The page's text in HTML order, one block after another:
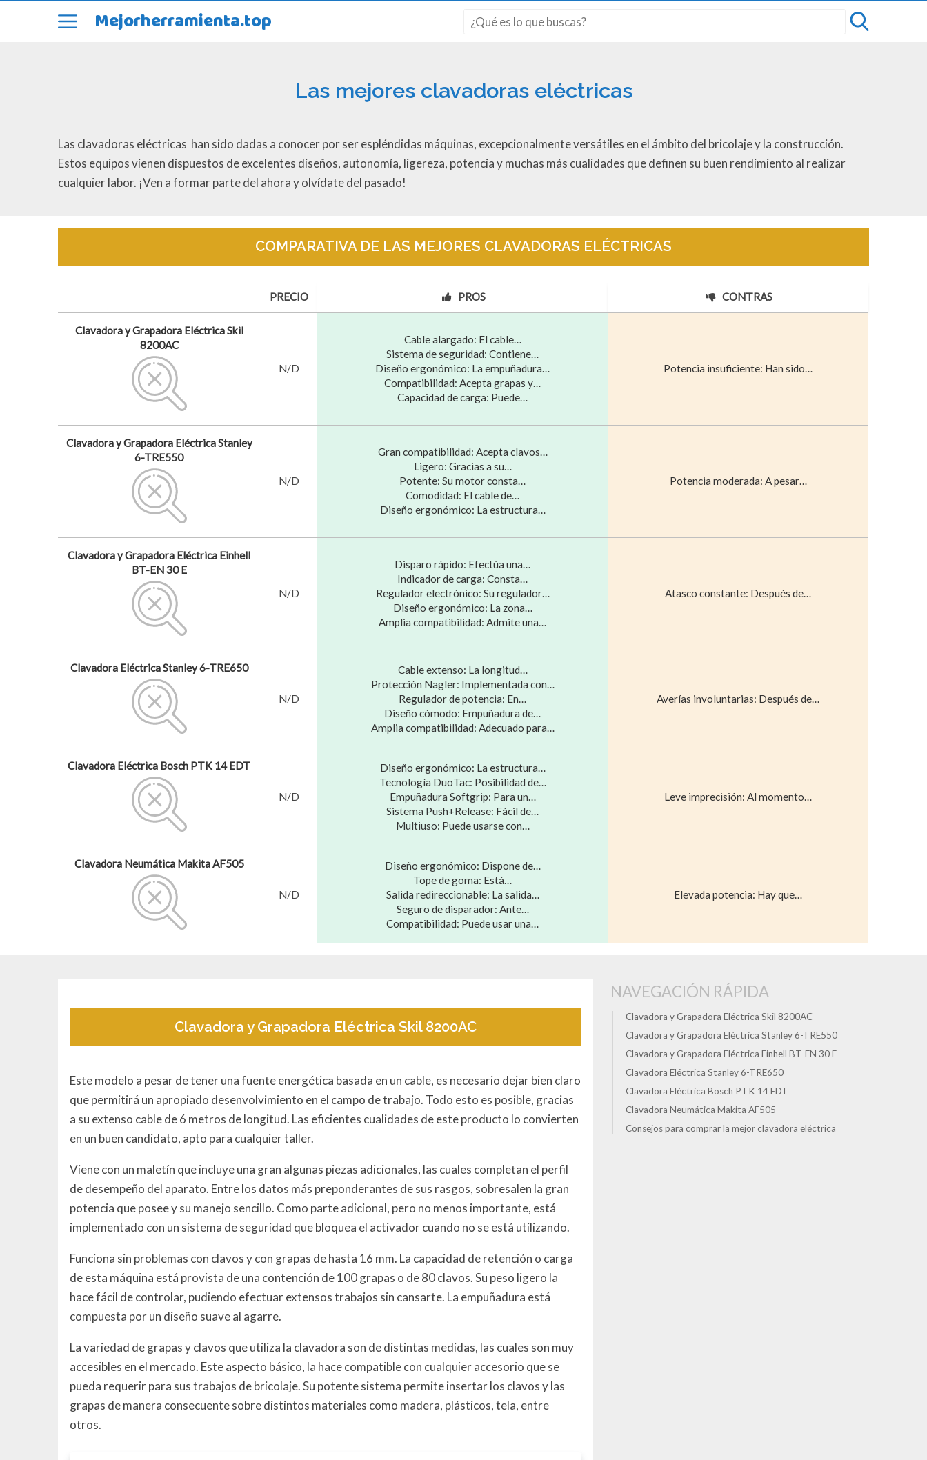
Mejorherramienta.top
Las mejores clavadoras eléctricas
Las clavadoras eléctricas han sido dadas a conocer por ser espléndidas máquinas, excepcionalmente versátiles en el ámbito del bricolaje y la construcción.
Estos equipos vienen dispuestos de excelentes diseños, autonomía, ligereza, potencia y muchas más cualidades que definen su buen rendimiento al realizar
cualquier labor. ¡Ven a formar parte del ahora y olvídate del pasado!
COMPARATIVA DE LAS MEJORES CLAVADORAS ELÉCTRICAS
PRECIO PROS CONTRAS
Clavadora y Grapadora Eléctrica Skil
8200AC
N/D
Cable alargado: El cable…
Sistema de seguridad: Contiene…
Diseño ergonómico: La empuñadura…
Compatibilidad: Acepta grapas y…
Capacidad de carga: Puede…
Potencia insuficiente: Han sido…
Clavadora y Grapadora Eléctrica Stanley
6-TRE550
N/D
Gran compatibilidad: Acepta clavos…
Ligero: Gracias a su…
Potente: Su motor consta…
Comodidad: El cable de…
Diseño ergonómico: La estructura…
Potencia moderada: A pesar…
Clavadora y Grapadora Eléctrica Einhell
BT-EN 30 E
N/D
Disparo rápido: Efectúa una…
Indicador de carga: Consta…
Regulador electrónico: Su regulador…
Diseño ergonómico: La zona…
Amplia compatibilidad: Admite una…
Atasco constante: Después de…
Clavadora Eléctrica Stanley 6-TRE650
N/D
Cable extenso: La longitud…
Protección Nagler: Implementada con…
Regulador de potencia: En…
Diseño cómodo: Empuñadura de…
Amplia compatibilidad: Adecuado para…
Averías involuntarias: Después de…
Clavadora Eléctrica Bosch PTK 14 EDT
N/D
Diseño ergonómico: La estructura…
Tecnología DuoTac: Posibilidad de…
Empuñadura Softgrip: Para un…
Sistema Push+Release: Fácil de…
Multiuso: Puede usarse con…
Leve imprecisión: Al momento…
Clavadora Neumática Makita AF505
N/D
Diseño ergonómico: Dispone de…
Tope de goma: Está…
Salida redireccionable: La salida…
Seguro de disparador: Ante…
Compatibilidad: Puede usar una…
Elevada potencia: Hay que…
NAVEGACIÓN RÁPIDA
Clavadora y Grapadora Eléctrica Skil 8200AC
Clavadora y Grapadora Eléctrica Stanley 6-TRE550
Clavadora y Grapadora Eléctrica Einhell BT-EN 30 E
Clavadora Eléctrica Stanley 6-TRE650
Clavadora Eléctrica Bosch PTK 14 EDT
Clavadora Neumática Makita AF505
Consejos para comprar la mejor clavadora eléctrica
Clavadora y Grapadora Eléctrica Skil 8200AC
Este modelo a pesar de tener una fuente energética basada en un cable, es necesario dejar bien claro
que permitirá un apropiado desenvolvimiento en el campo de trabajo. Todo esto es posible, gracias
a su extenso cable de 6 metros de longitud. Las eficientes cualidades de este producto lo convierten
en un buen candidato, apto para cualquier taller.
Viene con un maletín que incluye una gran algunas piezas adicionales, las cuales completan el perfil
de desempeño del aparato. Entre los datos más preponderantes de sus rasgos, sobresalen la gran
potencia que posee y su manejo sencillo. Como parte adicional, pero no menos importante, está
implementado con un sistema de seguridad que bloquea el activador cuando no se está utilizando.
Funciona sin problemas con clavos y con grapas de hasta 16 mm. La capacidad de retención o carga
de esta máquina está provista de una contención de 100 grapas o de 80 clavos. Su peso ligero la
hace fácil de controlar, pudiendo efectuar extensos trabajos sin cansarte. La empuñadura está
compuesta por un diseño suave al agarre.
La variedad de grapas y clavos que utiliza la clavadora son de distintas medidas, las cuales son muy
accesibles en el mercado. Este aspecto básico, la hace compatible con cualquier accesorio que se
pueda requerir para sus trabajos de bricolaje. Su potente sistema permite insertar los clavos y las
grapas de manera consecuente sobre distintos materiales como madera, plásticos, tela, entre
otros.